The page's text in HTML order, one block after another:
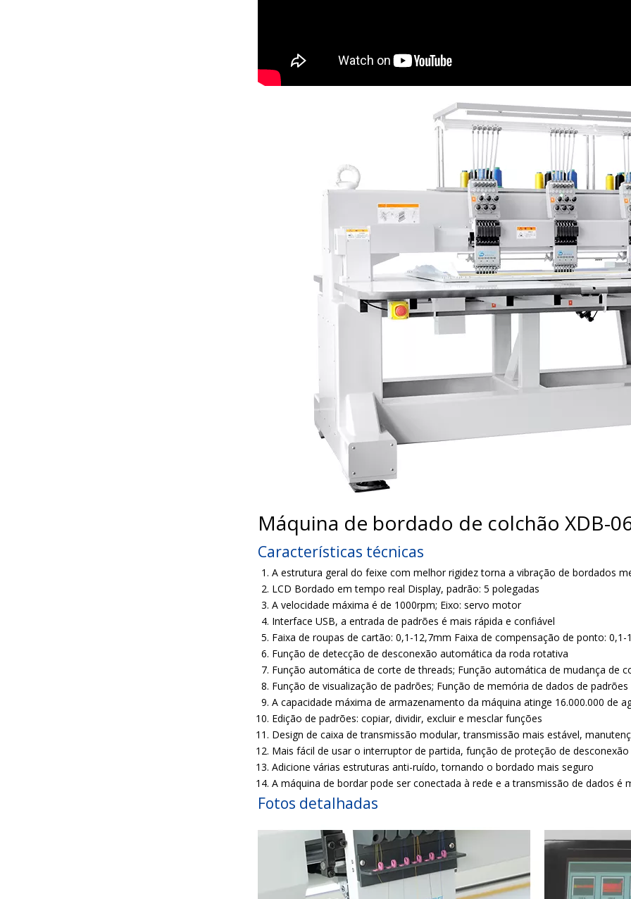
Máquina de bordado de colchão XDB-
Características técnicas
A estrutura geral do feixe com melhor rigidez torna a vibração de bordados
LCD Bordado em tempo real Display, padrão: 5 polegadas
A velocidade máxima é de 1000rpm; Eixo: servo motor
Interface USB, a entrada de padrões é mais rápida e confiável
Faixa de roupas de cartão: 0,1-12,7mm Faixa de compensação de ponto: 0,1-
Função de detecção de desconexão automática da roda rotativa
Função automática de corte de threads; Função automática de mudança de
Função de visualização de padrões; Função de memória de dados de padrões
A capacidade máxima de armazenamento da máquina atinge 16.000.000 de
Edição de padrões: copiar, dividir, excluir e mesclar funções
Design de caixa de transmissão modular, transmissão mais estável,
Mais fácil de usar o interruptor de partida, função de proteção de
Adicione várias estruturas anti-ruído, tornando o bordado mais seguro
A máquina de bordar pode ser conectada à rede e a transmissão de dados é
Fotos detalhadas